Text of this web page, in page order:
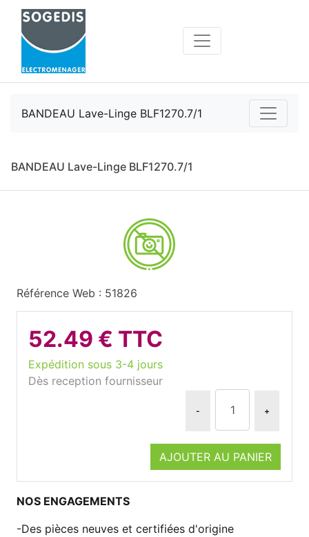
BANDEAU Lave-Linge BLF1270.7/1
BANDEAU Lave-Linge BLF1270.7/1
Référence Web : 51826
52.49 € TTC
Expédition sous 3-4 jours
Dès reception fournisseur
- +
AJOUTER AU PANIER
NOS ENGAGEMENTS
Des pièces neuves et certifiées d'origine